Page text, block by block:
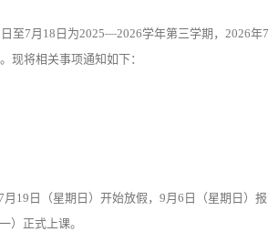
至7月18日为2025—2026学年第三学期，2026年7
现将相关事项通知如下：
19日（星期日）开始放假，9月6日（星期日）报
）正式上课。